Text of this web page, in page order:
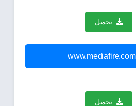
تحميل
www.mediafire.com
تحميل